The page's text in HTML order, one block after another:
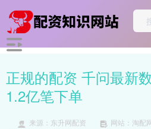
正规的配资 千问最新
1.2亿笔下单
来源：东升网配资 网站：淘配